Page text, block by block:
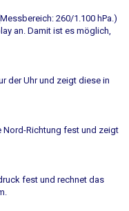
260/1.100 hPa.)
an. Damit ist es möglich,
der Uhr und zeigt diese in
Nord-Richtung fest und zeigt
fest und rechnet das